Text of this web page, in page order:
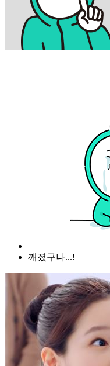
깨졌구나...!